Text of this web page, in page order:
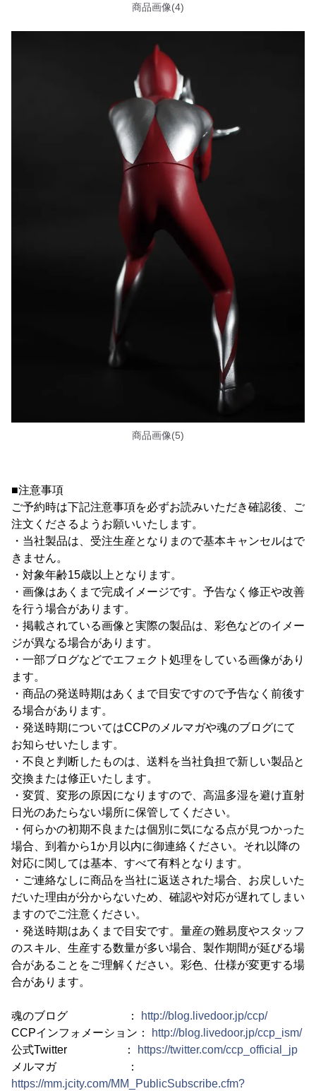
商品画像(4)
商品画像(5)
■注意事項
ご予約時は下記注意事項を必ずお読みいただき確認後、ご
注文くださるようお願いいたします。
・当社製品は、受注生産となりまので基本キャンセルはで
きません。
・対象年齢15歳以上となります。
・画像はあくまで完成イメージです。予告なく修正や改善
を行う場合があります。
・掲載されている画像と実際の製品は、彩色などのイメー
ジが異なる場合があります。
・一部ブログなどでエフェクト処理をしている画像があり
ます。
・商品の発送時期はあくまで目安ですので予告なく前後す
る場合があります。
・発送時期についてはCCPのメルマガや魂のブログにて
お知らせいたします。
・不良と判断したものは、送料を当社負担で新しい製品と
交換または修正いたします。
・変質、変形の原因になりますので、高温多湿を避け直射
日光のあたらない場所に保管してください。
・何らかの初期不良または個別に気になる点が見つかった
場合、到着から1か月以内に御連絡ください。それ以降の
対応に関しては基本、すべて有料となります。
・ご連絡なしに商品を当社に返送された場合、お戻しいた
だいた理由が分からないため、確認や対応が遅れてしまい
ますのでご注意ください。
・発送時期はあくまで目安です。量産の難易度やスタッフ
のスキル、生産する数量が多い場合、製作期間が延びる場
合があることをご理解ください。彩色、仕様が変更する場
合があります。
魂のブログ ：
http://blog.livedoor.jp/ccp/
CCPインフォメーション：
http://blog.livedoor.jp/ccp_ism/
公式Twitter ：
https://twitter.com/ccp_official_jp
メルマガ ：
https://mm.jcity.com/MM_PublicSubscribe.cfm?